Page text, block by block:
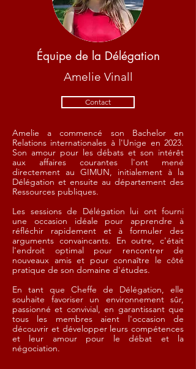
Équipe de la Délégation
Amelie Vinall
Contact
Amelie a commencé son Bachelor en
Relations internationales à l'Unige en 2023.
Son amour pour les débats et son intérêt
aux affaires courantes l'ont mené
directement au GIMUN, initialement à la
Délégation et ensuite au département des
Ressources publiques.
Les sessions de Délégation lui ont fourni
une occasion idéale pour apprendre à
réfléchir rapidement et à formuler des
arguments convaincants. En outre, c'était
l'endroit optimal pour rencontrer de
nouveaux amis et pour connaître le côté
pratique de son domaine d'études.
En tant que Cheffe de Délégation, elle
souhaite favoriser un environnement sûr,
passionné et convivial, en garantissant que
tous les membres aient l'occasion de
découvrir et développer leurs compétences
et leur amour pour le débat et la
négociation.